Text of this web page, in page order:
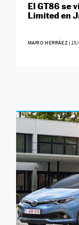
El GT86 se
Limited en
MARIO HERRÁEZ |